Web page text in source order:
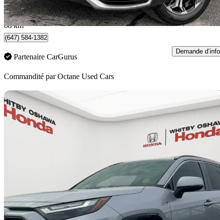
630 $/mois env.
Scarborough, ON
68 km
(647) 584-1382
Partenaire CarGurus
Demande d’info
Commandité parOctane Used Cars